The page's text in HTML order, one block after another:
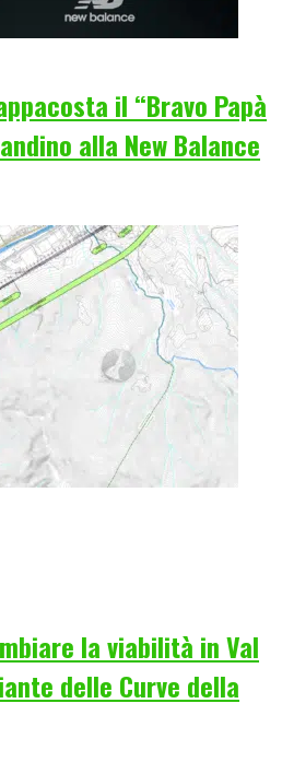
il “Bravo Papà
alla New Balance
la viabilità in Val
delle Curve della